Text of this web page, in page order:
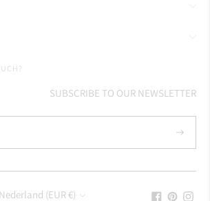
SUBSCRIBE TO OUR NEWSLETTER
Nederland (EUR €)